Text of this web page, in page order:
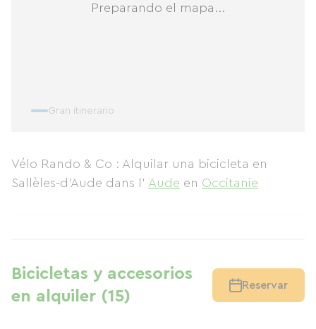
Preparando el mapa...
Gran itinerario
Vélo Rando & Co : Alquilar una bicicleta en
Sallèles-d'Aude dans l' Aude en Occitanie
Bicicletas y accesorios
en alquiler (15)
Reservar